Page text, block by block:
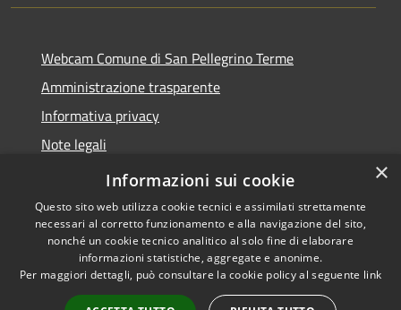
Webcam Comune di San Pellegrino Terme
Amministrazione trasparente
Informativa privacy
Note legali
Dichiarazione di accessibilità
Accessibilità
Copyright © 2026 • Comune di
San Pellegrino Terme •
×
Informazioni sui cookie
Questo sito web utilizza cookie tecnici e assimilati strettamente
necessari al corretto funzionamento e alla navigazione del sito,
nonché un cookie tecnico analitico al solo fine di elaborare
informazioni statistiche, aggregate e anonime.
Per maggiori dettagli, può consultare la cookie policy al seguente link